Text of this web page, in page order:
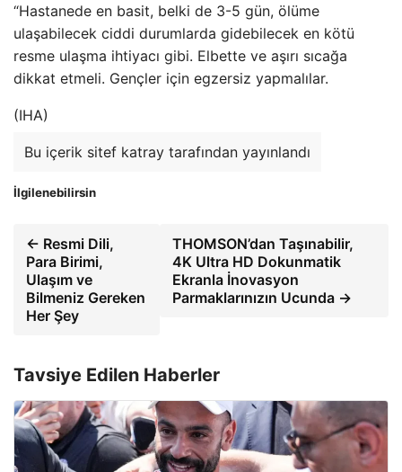
“Hastanede en basit, belki de 3-5 gün, ölüme
ulaşabilecek ciddi durumlarda gidebilecek en kötü
resme ulaşma ihtiyacı gibi. Elbette ve aşırı sıcağa
dikkat etmeli. Gençler için egzersiz yapmalılar.
(IHA)
Bu içerik sitef katray tarafından yayınlandı
İlgilenebilirsin
← Resmi Dili,
Para Birimi,
Ulaşım ve
Bilmeniz Gereken
Her Şey
THOMSON’dan Taşınabilir,
4K Ultra HD Dokunmatik
Ekranla İnovasyon
Parmaklarınızın Ucunda →
Tavsiye Edilen Haberler